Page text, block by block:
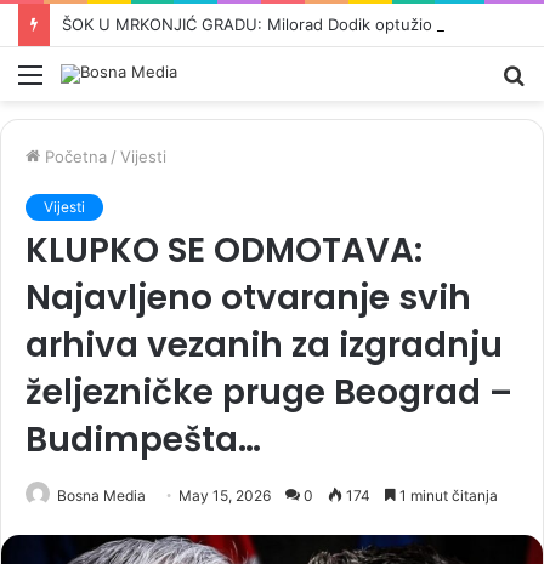
Meni
Početna / Vijesti
Vijesti
KLUPKO SE ODMOTAVA:
Najavljeno otvaranje svih
arhiva vezanih za izgradnju
željezničke pruge Beograd –
Budimpešta…
Bosna Media May 15, 2026 0 174 1 minut čitanja